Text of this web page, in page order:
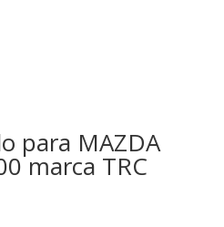
para MAZDA
marca TRC